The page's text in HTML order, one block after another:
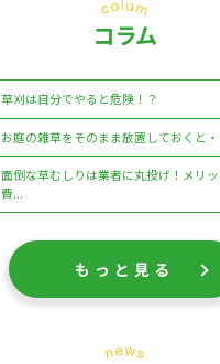
コラム
草刈は自分でやると危険！？
お庭の雑草をそのまま放置しておくと・
面倒な草むしりは業者に丸投げ！メリ
費...
もっと見る